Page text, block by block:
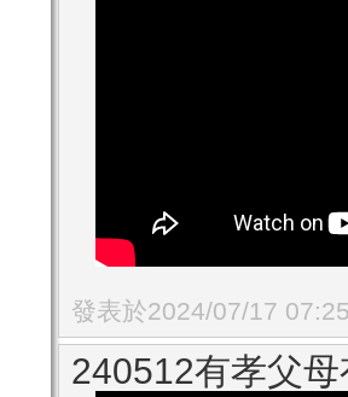
發表於2024/07/17
240512有孝父